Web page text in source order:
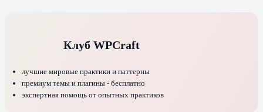
Клуб WPCraft
лучшие мировые практики и паттерны
премиум темы и плагины - бесплатно
экспертная помощь от опытных практиков